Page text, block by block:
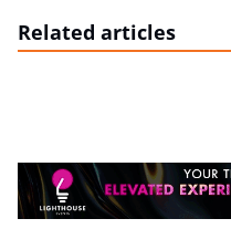
Related articles